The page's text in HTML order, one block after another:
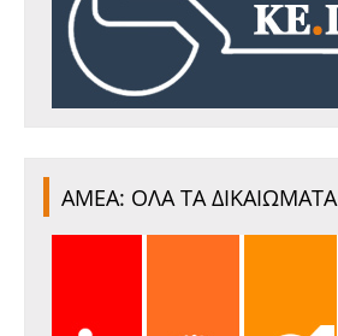
ΑΜΕΑ: ΟΛΑ ΤΑ ΔΙΚΑΙΩΜΑΤΑ